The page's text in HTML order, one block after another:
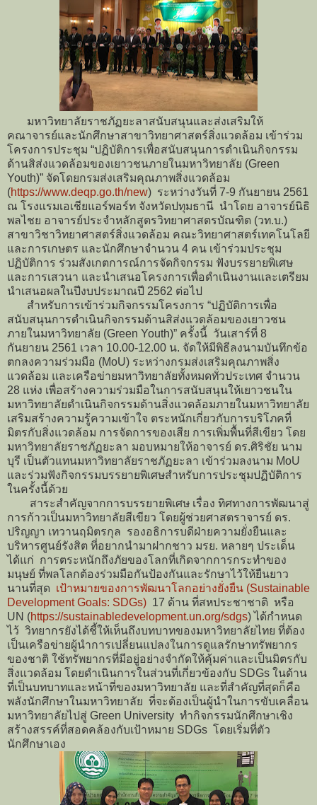
มหาวิทยาลัยราชภัฏยะลาสนับสนุนและส่งเสริมให้
คณาจารย์และนักศึกษาสาขาวิทยาศาสตร์สิ่งแวดล้อม เข้าร่วม
โครงการประชุม “ปฏิบัติการเพื่อสนับสนุนการดำเนินกิจกรรม
ด้านสิส่งแวดล้อมของเยาวชนภายในมหาวิทยาลัย (Green
Youth)” จัดโดยกรมส่งเสริมคุณภาพสิ่งแวดล้อม
(https://www.deqp.go.th/new) ระหว่างวันที่ 7-9 กันยายน 2561
ณ โรงแรมเอเชียแอร์พอร์ท จังหวัดปทุมธานี นำโดย อาจารย์นิธิ
พลไชย อาจารย์ประจำหลักสูตรวิทยาศาสตรบัณฑิต (วท.บ.)
สาขาวิชาวิทยาศาสตร์สิ่งแวดล้อม คณะวิทยาศาสตร์เทคโนโลยี
และการเกษตร และนักศึกษาจำนวน 4 คน เข้าร่วมประชุม
ปฏิบัติการ ร่วมสังเกตการณ์การจัดกิจกรรม ฟังบรรยายพิเศษ
และการเสวนา และนำเสนอโครงการเพื่อดำเนินงานและเตรียม
นำเสนอผลในปีงบประมาณปี 2562 ต่อไป
สำหรับการเข้าร่วมกิจกรรมโครงการ “ปฏิบัติการเพื่อ
สนับสนุนการดำเนินกิจกรรมด้านสิส่งแวดล้อมของเยาวชน
ภายในมหาวิทยาลัย (Green Youth)” ครั้งนี้ วันเสาร์ที่ 8
กันยายน 2561 เวลา 10.00-12.00 น. จัดให้มีพิธีลงนามบันทึกข้อ
ตกลงความร่วมมือ (MoU) ระหว่างกรมส่งเสริมคุณภาพสิ่ง
แวดล้อม และเครือข่ายมหาวิทยาลัยทั้งหมดทั่วประเทศ จำนวน
28 แห่ง เพื่อสร้างความร่วมมือในการสนับสนุนให้เยาวชนใน
มหาวิทยาลัยดำเนินกิจกรรมด้านสิ่งแวดล้อมภายในมหาวิทยาลัย
เสริมสร้างความรู้ความเข้าใจ ตระหนักเกี่ยวกับการบริโภคที่
มิตรกับสิ่งแวดล้อม การจัดการของเสีย การเพิ่มพื้นที่สีเขียว โดย
มหาวิทยาลัยราชภัฏยะลา มอบหมายให้อาจารย์ ดร.ศิริชัย นาม
บุรี เป็นตัวแทนมหาวิทยาลัยราชภัฏยะลา เข้าร่วมลงนาม MoU
และร่วมฟังกิจกรรมบรรยายพิเศษสำหรับการประชุมปฏิบัติการ
ในครั้งนี้ด้วย
สาระสำคัญจากการบรรยายพิเศษ เรื่อง ทิศทางการพัฒนาสู่
การก้าวเป็นมหาวิทยาลัยสีเขียว โดยผู้ช่วยศาสตราจารย์ ดร.
ปริญญา เทวานฤมิตรกุล รองอธิการบดีฝ่ายความยั่งยืนและ
บริหารศูนย์รังสิต ที่อยากนำมาฝากชาว มรย. หลายๆ ประเด็น
ได้แก่ การตระหนักถึงภัยของโลกที่เกิดจากการกระทำของ
มนุษย์ ที่พลโลกต้องร่วมมือกันป้องกันและรักษาไว้ให้ยืนยาว
นานที่สุด เป้าหมายของการพัฒนาโลกอย่างยั่งยืน (Sustainable
Development Goals: SDGs) 17 ด้าน ที่สหประชาชาติ หรือ
UN (https://sustainabledevelopment.un.org/sdgs) ได้กำหนด
ไว้ วิทยากรยังได้ชี้ให้เห็นถึงบทบาทของมหาวิทยาลัยไทย ที่ต้อง
เป็นเครือข่ายผู้นำการเปลี่ยนแปลงในการดูแลรักษาทรัพยากร
ของชาติ ใช้ทรัพยากรที่มีอยู่อย่างจำกัดให้คุ้มค่าและเป็นมิตรกับ
สิ่งแวดล้อม โดยดำเนินการในส่วนที่เกี่ยวข้องกับ SDGs ในด้าน
ที่เป็นบทบาทและหน้าที่ของมหาวิทยาลัย และที่สำคัญที่สุดก็คือ
พลังนักศึกษาในมหาวิทยาลัย ที่จะต้องเป็นผู้นำในการขับเคลื่อน
มหาวิทยาลัยไปสู่ Green University ทำกิจกรรมนักศึกษาเชิง
สร้างสรรค์ที่สอดคล้องกับเป้าหมาย SDGs โดยเริ่มที่ตัว
นักศึกษาเอง